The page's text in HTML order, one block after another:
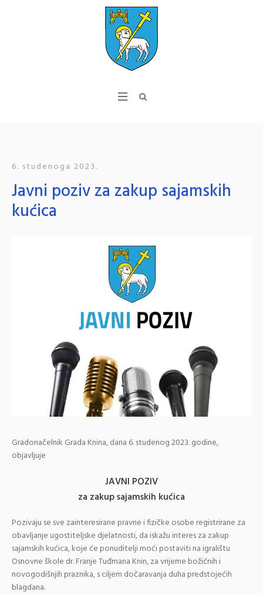
6. studenoga 2023.
Javni poziv za zakup sajamskih
kućica
Gradonačelnik Grada Knina, dana 6. studenog 2023. godine,
objavljuje
JAVNI POZIV
za zakup sajamskih kućica
Pozivaju se sve zainteresirane pravne i fizičke osobe registrirane za
obavljanje ugostiteljske djelatnosti, da iskažu interes za zakup
sajamskih kućica, koje će ponuditelji moći postaviti na igralištu
Osnovne škole dr. Franje Tuđmana Knin, za vrijeme božićnih i
novogodišnjih praznika, s ciljem dočaravanja duha predstojećih
blagdana.